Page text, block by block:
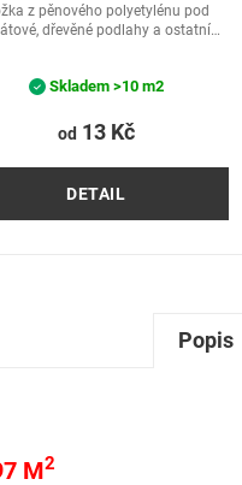
od 13 Kč
DETAIL
z pěnového polyetylénu pod
dřevěné podlahy a ostatní
Skladem >10 m2
Popis
M2